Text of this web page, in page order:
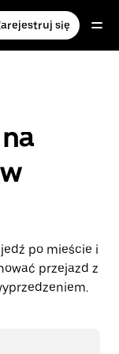
się
po mieście i
przejazd z